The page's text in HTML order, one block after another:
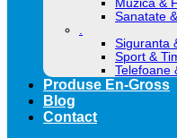
Muzica &
Sanatate
.
Siguranta
Sport &
Telefoane
Produse En-Gross
Blog
Contact